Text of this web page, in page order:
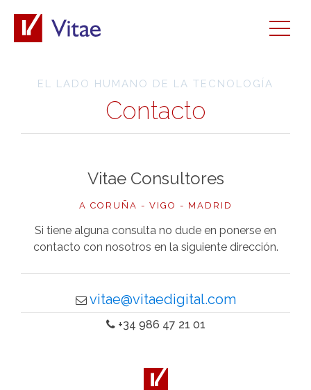
EL LADO HUMANO DE LA TECNOLOGÍA
Contacto
Vitae Consultores
A CORUÑA - VIGO - MADRID
Si tiene alguna consulta no dude en ponerse en
contacto con nosotros en la siguiente dirección.
vitae@vitaedigital.com
+34 986 47 21 01